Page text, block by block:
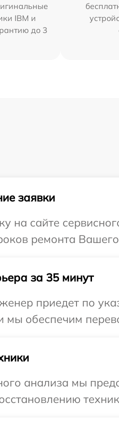
IBM и
до 3
заявки
на сайте
ремонта
за 35 минут
приедет по
мы обеспечим
анализа мы